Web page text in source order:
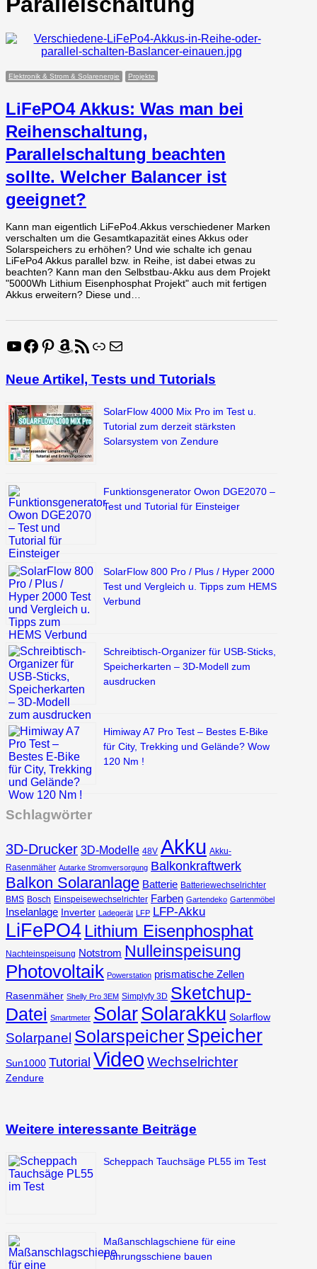
Elektronik & Strom & Solarenergie Projekte
LiFePO4 Akkus: Was man bei
Reihenschaltung,
Parallelschaltung beachten
sollte. Welcher Balancer ist
geeignet?
Kann man eigentlich LiFePo4.Akkus verschiedener Marken
verschalten um die Gesamtkapazität eines Akkus oder
Solarspeichers zu erhöhen? Und wie schalte ich genau
LiFePo4 Akkus parallel bzw. in Reihe, ist dabei etwas zu
beachten? Kann man den Selbstbau-Akku aus dem Projekt
"5000Wh Lithium Eisenphosphat Projekt" auch mit fertigen
Akkus erweitern? Diese und…
YouTube
Facebook
Pinterest
Amazon
RSS-Feed
Link
E-Mail
Neue Artikel, Tests und Tutorials
SolarFlow 4000 Mix Pro im Test u.
Tutorial zum derzeit stärksten
Solarsystem von Zendure
Funktionsgenerator Owon DGE2070 –
Test und Tutorial für Einsteiger
SolarFlow 800 Pro / Plus / Hyper 2000
Test und Vergleich u. Tipps zum HEMS
Verbund
Schreibtisch-Organizer für USB-Sticks,
Speicherkarten – 3D-Modell zum
ausdrucken
Himiway A7 Pro Test – Bestes E-Bike
für City, Trekking und Gelände? Wow
120 Nm !
Schlagwörter
3D-Drucker 3D-Modelle 48V Akku Akku-
Rasenmäher Autarke Stromversorgung Balkonkraftwerk
Balkon Solaranlage Batterie Batteriewechselrichter
BMS Bosch Einspeisewechselrichter Farben Gartendeko Gartenmöbel
Inselanlage Inverter Ladegerät LFP LFP-Akku
LiFePO4 Lithium Eisenphosphat
Nachteinspeisung Notstrom Nulleinspeisung
Photovoltaik Powerstation prismatische Zellen
Rasenmäher Shelly Pro 3EM Simplyfy 3D Sketchup-
Datei Smartmeter SolarSolarakku Solarflow
Solarpanel SolarspeicherSpeicher
Sun1000 Tutorial Video Wechselrichter
Zendure
Weitere interessante Beiträge
Scheppach Tauchsäge PL55 im Test
Maßanschlagschiene für eine
Führungsschiene bauen